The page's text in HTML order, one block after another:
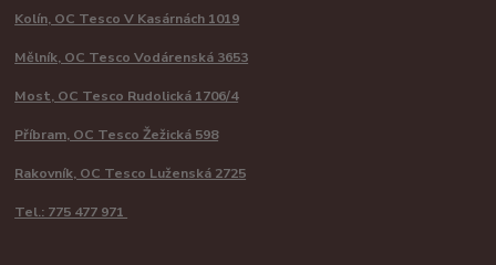
Kolín, OC Tesco V Kasárnách 1019
Mělník, OC Tesco Vodárenská 3653
Most, OC Tesco Rudolická 1706/4
Příbram, OC Tesco Žežická 598
Rakovník, OC Tesco Luženská 2725
Tel.: 775 477 971